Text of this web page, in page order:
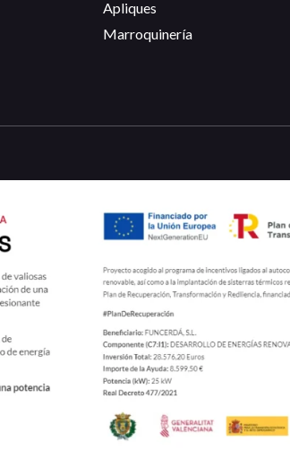
Apliques
Marroquinería